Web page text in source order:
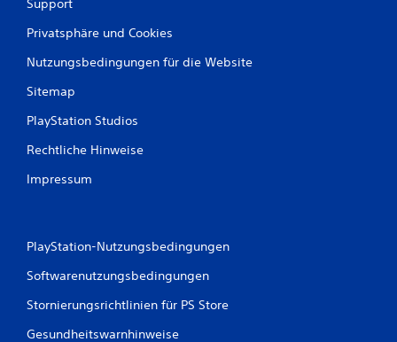
Support
Privatsphäre und Cookies
Nutzungsbedingungen für die Website
Sitemap
PlayStation Studios
Rechtliche Hinweise
Impressum
PlayStation-Nutzungsbedingungen
Softwarenutzungsbedingungen
Stornierungsrichtlinien für PS Store
Gesundheitswarnhinweise